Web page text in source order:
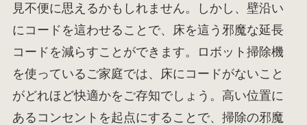
見不便に思えるかもしれません。しかし、壁沿い
にコードを這わせることで、床を這う邪魔な延長
コードを減らすことができます。ロボット掃除機
を使っているご家庭では、床にコードがないこと
がどれほど快適かをご存知でしょう。高い位置に
あるコンセントを起点にすることで、掃除の邪魔